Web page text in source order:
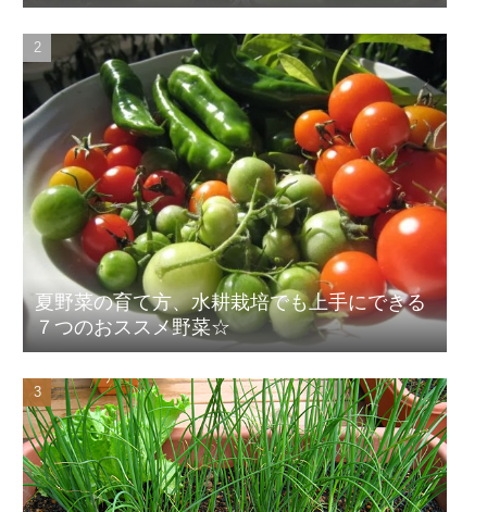
夏野菜の育て方、水耕栽培でも上手にできる
７つのおススメ野菜☆